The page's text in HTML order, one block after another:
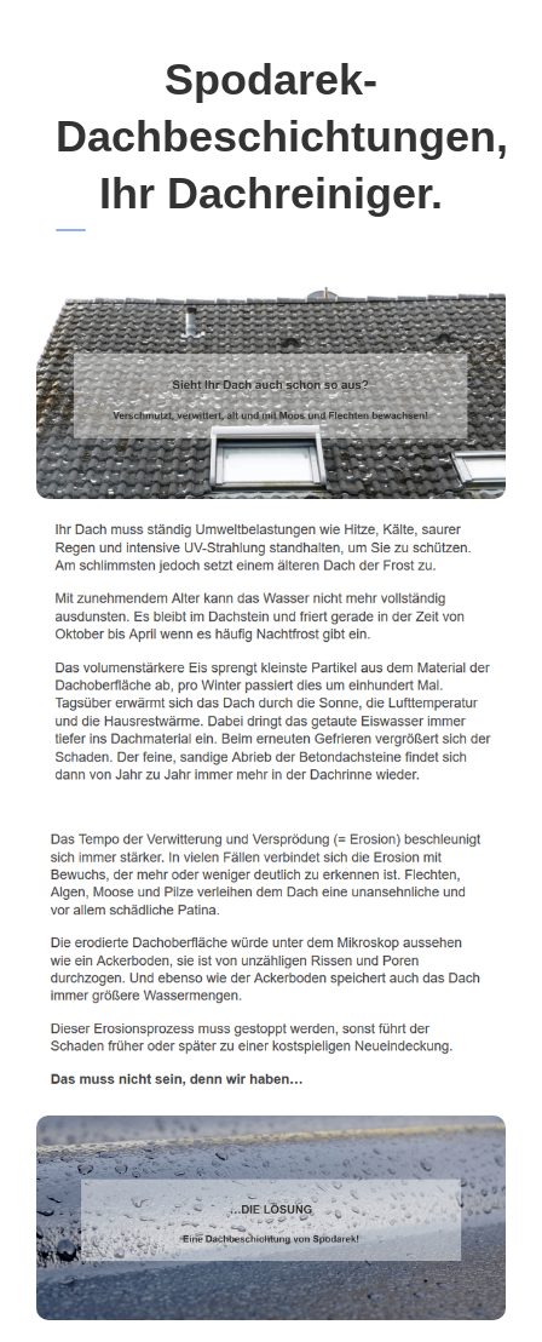
Spodarek-
Dachbeschichtungen,
Ihr Dachreiniger.